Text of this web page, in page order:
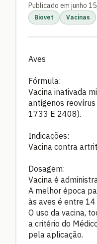
Publicado em junho
Biovet Vacinas
Aves
Fórmula:
Vacina inativada
antígenos
1733 E 2408).
Indicações:
Vacina contra
Dosagem:
Vacina é
A melhor época
às aves é entre
O uso da vacina,
a critério do
pela aplicação.